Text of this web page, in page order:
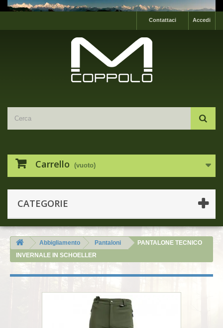
Accedi
Contattaci
Carrello (vuoto)
CATEGORIE
Abbigliamento Pantaloni
PANTALONE TECNICO
INVERNALE IN SCHOELLER